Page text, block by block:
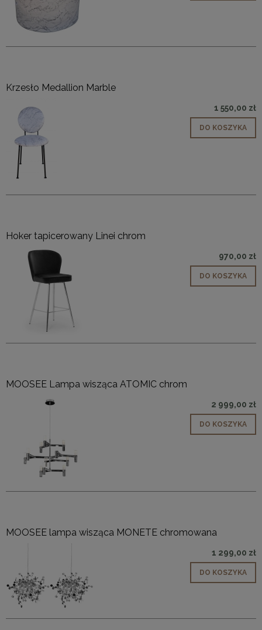
Krzesło Medallion Marble
1 550,00 zł
DO KOSZYKA
Hoker tapicerowany Linei chrom
970,00 zł
DO KOSZYKA
MOOSEE Lampa wisząca ATOMIC chrom
2 999,00 zł
DO KOSZYKA
MOOSEE lampa wisząca MONETE chromowana
1 299,00 zł
DO KOSZYKA